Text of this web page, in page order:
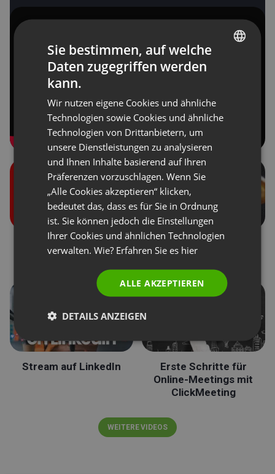
Benutzerrollen bei den
Veranstaltungen
Spenden von
Teilnehmern
Stream auf LinkedIn
Erste Schritte für
Online-Meetings mit
ClickMeeting
WEITERE VIDEOS
ENGLISH
GERMAN
POLISH
RUSSIAN
SPANISH
ITALIAN
Sie bestimmen, auf welche
Daten zugegriffen werden
kann.
Wir nutzen eigene Cookies und ähnliche
Technologien sowie Cookies und ähnliche
Technologien von Drittanbietern, um
unsere Dienstleistungen zu analysieren
und Ihnen Inhalte basierend auf Ihren
Präferenzen vorzuschlagen. Wenn Sie
„Alle Cookies akzeptieren“ klicken,
bedeutet das, dass es für Sie in Ordnung
ist. Sie können jedoch die Einstellungen
Ihrer Cookies und ähnlichen Technologien
verwalten. Wie? Erfahren Sie es hier
ALLE AKZEPTIEREN
DETAILS ANZEIGEN